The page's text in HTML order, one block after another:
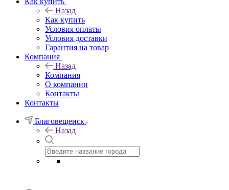
Назад
Как купить
Условия оплаты
Условия доставки
Гарантия на товар
Компания
Назад
Компания
О компании
Контакты
Контакты
Благовещенск
Назад